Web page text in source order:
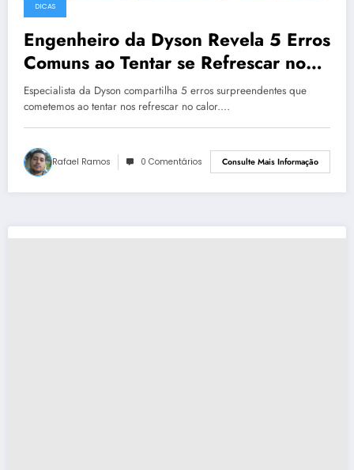
DICAS
Engenheiro da Dyson Revela 5 Erros
Comuns ao Tentar se Refrescar no
Calor: Guia Científico
Especialista da Dyson compartilha 5 erros surpreendentes que
cometemos ao tentar nos refrescar no calor.…
Rafael Ramos 0 Comentários Consulte Mais Informação